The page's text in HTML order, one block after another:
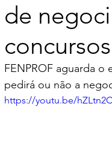
de
concursos
FENPROF aguarda
pedirá ou não a
https://youtu.be/